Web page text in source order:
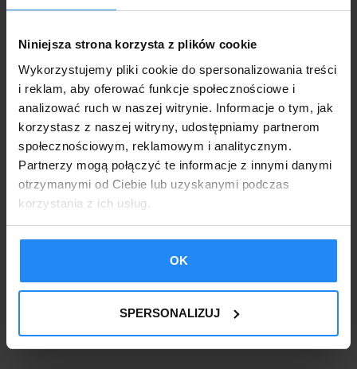
Niniejsza strona korzysta z plików cookie
Wykorzystujemy pliki cookie do spersonalizowania treści
i reklam, aby oferować funkcje społecznościowe i
analizować ruch w naszej witrynie. Informacje o tym, jak
korzystasz z naszej witryny, udostępniamy partnerom
społecznościowym, reklamowym i analitycznym.
Partnerzy mogą połączyć te informacje z innymi danymi
otrzymanymi od Ciebie lub uzyskanymi podczas
korzystania z ich usług.
OK
SPERSONALIZUJ
Domek Ogrodowy z wiatą 4×4 złoty dąb / ciemny
orzech